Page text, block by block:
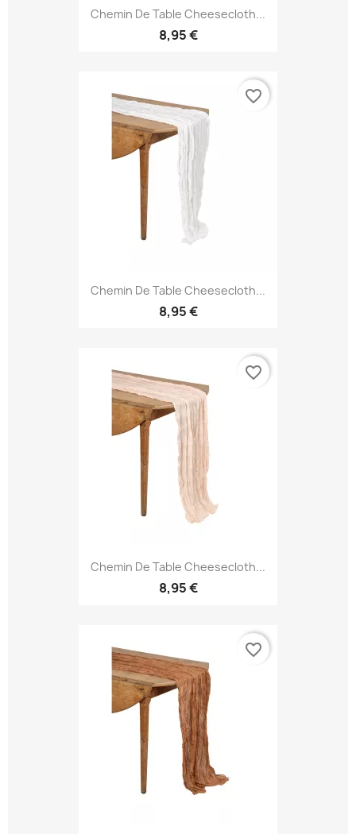
Chemin De Table Cheesecloth...
8,95 €
Chemin De Table Cheesecloth...
8,95 €
favorite_border
Chemin De Table Cheesecloth...
8,95 €
favorite_border
favorite_border